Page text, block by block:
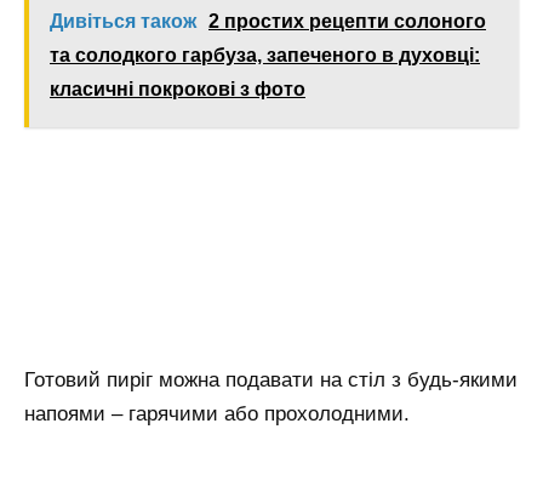
Дивіться також 2 простих рецепти солоного
та солодкого гарбуза, запеченого в духовці:
класичні покрокові з фото
Готовий пиріг можна подавати на стіл з будь-якими
напоями – гарячими або прохолодними.